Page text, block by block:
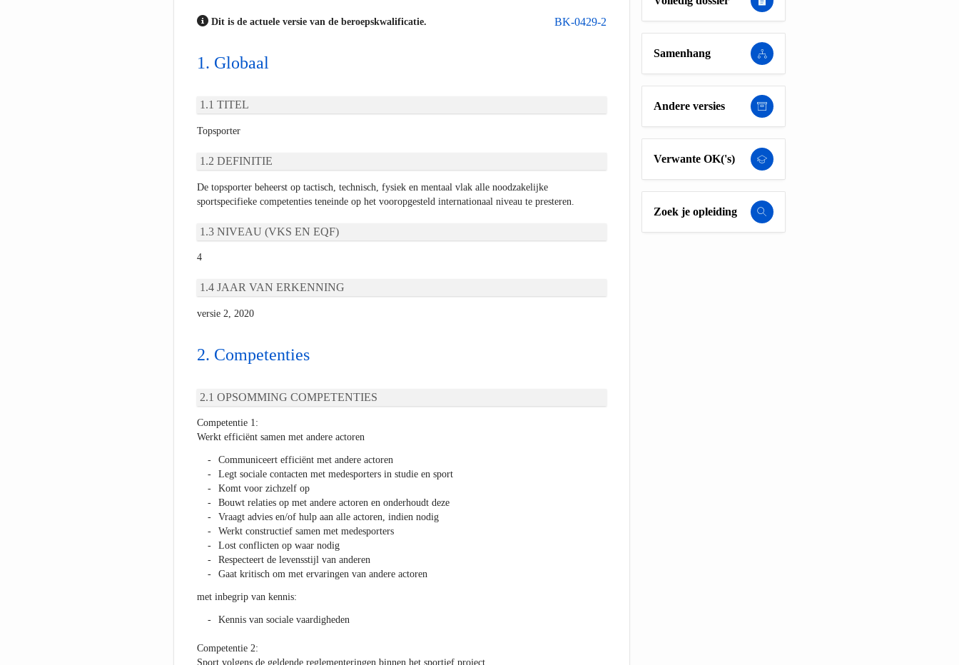
BK-0429-2
Dit is de actuele versie van de beroepskwalificatie.
Globaal
TITEL
Topsporter
DEFINITIE
De topsporter beheerst op tactisch, technisch, fysiek en mentaal vlak alle noodzakelijke
sportspecifieke competenties teneinde op het vooropgesteld internationaal niveau te presteren.
NIVEAU (VKS EN EQF)
4
JAAR VAN ERKENNING
versie 2, 2020
Competenties
OPSOMMING COMPETENTIES
Competentie 1:
Werkt efficiënt samen met andere actoren
Communiceert efficiënt met andere actoren
Legt sociale contacten met medesporters in studie en sport
Komt voor zichzelf op
Bouwt relaties op met andere actoren en onderhoudt deze
Vraagt advies en/of hulp aan alle actoren, indien nodig
Werkt constructief samen met medesporters
Lost conflicten op waar nodig
Respecteert de levensstijl van anderen
Gaat kritisch om met ervaringen van andere actoren
met inbegrip van kennis:
Kennis van sociale vaardigheden
Competentie 2:
Sport volgens de geldende reglementeringen binnen het sportief project
Samenhang
Andere versies
Verwante OK('s)
Zoek je opleiding